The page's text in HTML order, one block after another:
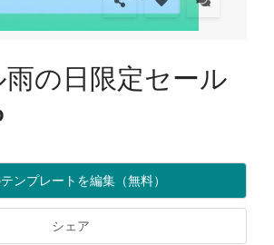
の日限定セール
ンプレートを編集（無料）
シェア